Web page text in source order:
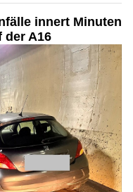
innert Minuten
der A16